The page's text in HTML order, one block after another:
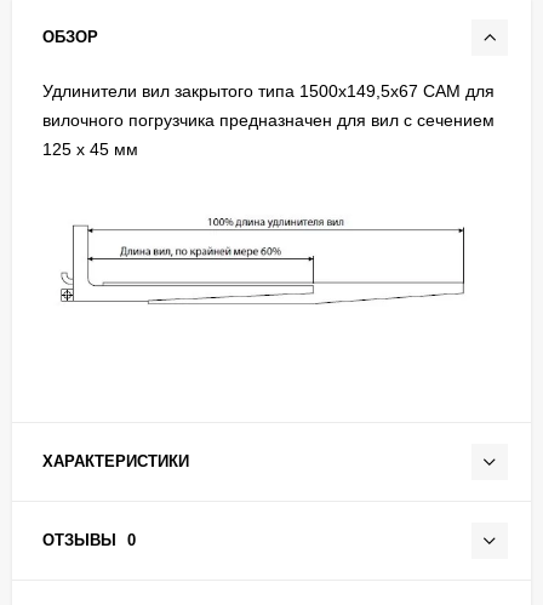
ОБЗОР
Удлинители вил закрытого типа 1500х149,5х67 CAM для
вилочного погрузчика предназначен для вил с сечением
125 x 45 мм
ХАРАКТЕРИСТИКИ
ОТЗЫВЫ 0